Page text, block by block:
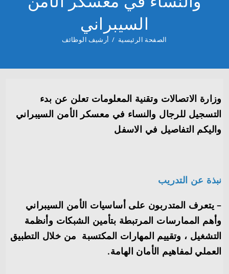
السيبراني
الصفحة الرئيسية / أرشيف الوظائف
وزارة الاتصالات وتقنية المعلومات تعلن عن بدء
التسجيل للرجال والنساء في معسكر الأمن السيبراني
واليكم التفاصيل في الاسفل
نبذة عن التدريب
– يتعرف المتدربون على أساسيات الأمن السيبراني
وأهم الممارسات المرتبطة بتأمين الشبكات وأنظمة
التشغيل ، وتقييم المهارات المكتسبة من خلال التطبيق
العملي لمفاهيم الأمان الهامة.